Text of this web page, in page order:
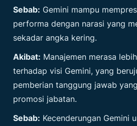
Sebab: Gemini mampu
performa dengan narasi yang
sekadar angka kering.
Akibat: Manajemen merasa
terhadap visi Gemini, yang
pemberian tanggung jawab
promosi jabatan.
Sebab: Kecenderungan Gemini